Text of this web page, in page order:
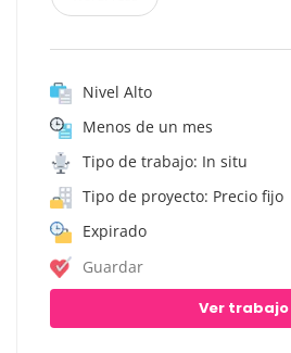
Nivel Alto
Menos de un mes
Tipo de trabajo: In situ
Tipo de proyecto: Precio fijo
Expirado
Guardar
Ver trabajo